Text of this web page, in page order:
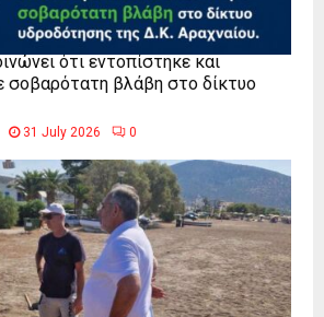
ότι εντοπίστηκε και
σοβαρότατη βλάβη στο δίκτυο
31 July 2026 0